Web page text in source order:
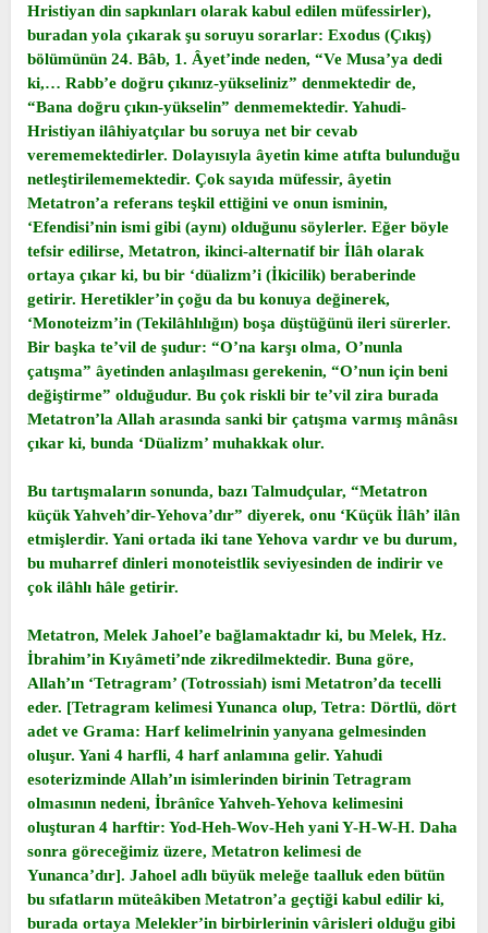
Hristiyan din sapkınları olarak kabul edilen müfessirler),
buradan yola çıkarak şu soruyu sorarlar: Exodus (Çıkış)
bölümünün 24. Bâb, 1. Âyet’inde neden, “Ve Musa’ya dedi
ki,… Rabb’e doğru çıkınız-yükseliniz” denmektedir de,
“Bana doğru çıkın-yükselin” denmemektedir. Yahudi-
Hristiyan ilâhiyatçılar bu soruya net bir cevab
verememektedirler. Dolayısıyla âyetin kime atıfta bulunduğu
netleştirilememektedir. Çok sayıda müfessir, âyetin
Metatron’a referans teşkil ettiğini ve onun isminin,
‘Efendisi’nin ismi gibi (aynı) olduğunu söylerler. Eğer böyle
tefsir edilirse, Metatron, ikinci-alternatif bir İlâh olarak
ortaya çıkar ki, bu bir ‘düalizm’i (İkicilik) beraberinde
getirir. Heretikler’in çoğu da bu konuya değinerek,
‘Monoteizm’in (Tekilâhlılığın) boşa düştüğünü ileri sürerler.
Bir başka te’vil de şudur: “O’na karşı olma, O’nunla
çatışma” âyetinden anlaşılması gerekenin, “O’nun için beni
değiştirme” olduğudur. Bu çok riskli bir te’vil zira burada
Metatron’la Allah arasında sanki bir çatışma varmış mânâsı
çıkar ki, bunda ‘Düalizm’ muhakkak olur.
Bu tartışmaların sonunda, bazı Talmudçular, “Metatron
küçük Yahveh’dir-Yehova’dır” diyerek, onu ‘Küçük İlâh’ ilân
etmişlerdir. Yani ortada iki tane Yehova vardır ve bu durum,
bu muharref dinleri monoteistlik seviyesinden de indirir ve
çok ilâhlı hâle getirir.
Metatron, Melek Jahoel’e bağlamaktadır ki, bu Melek, Hz.
İbrahim’in Kıyâmeti’nde zikredilmektedir. Buna göre,
Allah’ın ‘Tetragram’ (Totrossiah) ismi Metatron’da tecelli
eder. [Tetragram kelimesi Yunanca olup, Tetra: Dörtlü, dört
adet ve Grama: Harf kelimelrinin yanyana gelmesinden
oluşur. Yani 4 harfli, 4 harf anlamına gelir. Yahudi
esoterizminde Allah’ın isimlerinden birinin Tetragram
olmasının nedeni, İbrânîce Yahveh-Yehova kelimesini
oluşturan 4 harftir: Yod-Heh-Wov-Heh yani Y-H-W-H. Daha
sonra göreceğimiz üzere, Metatron kelimesi de
Yunanca’dır]. Jahoel adlı büyük meleğe taalluk eden bütün
bu sıfatların müteâkiben Metatron’a geçtiği kabul edilir ki,
burada ortaya Melekler’in birbirlerinin vârisleri olduğu gibi